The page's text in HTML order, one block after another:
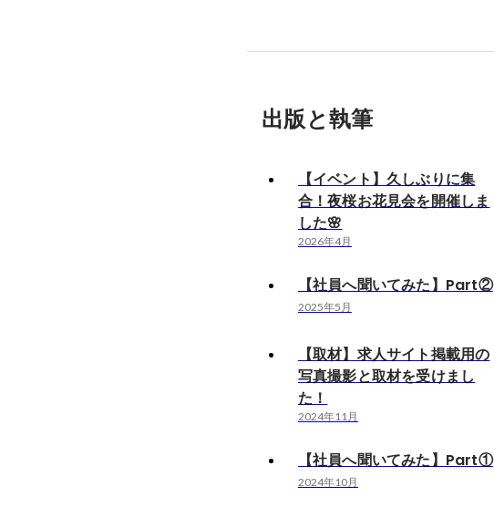
出版と執筆
【イベント】久しぶりに集
合！夜桜お花見会を開催しま
した🌸
2026年4月
【社員へ聞いてみた】Part②
2025年5月
【取材】求人サイト掲載用の
写真撮影と取材を受けまし
た！
2024年11月
【社員へ聞いてみた】Part①
2024年10月